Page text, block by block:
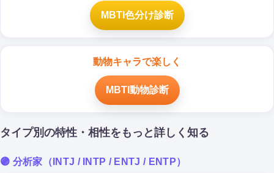
MBTI色分け診断
動物キャラで楽しく
MBTI動物診断
タイプ別の特性・相性をもっと詳しく知る
🟣 分析家（INTJ / INTP / ENTJ / ENTP）